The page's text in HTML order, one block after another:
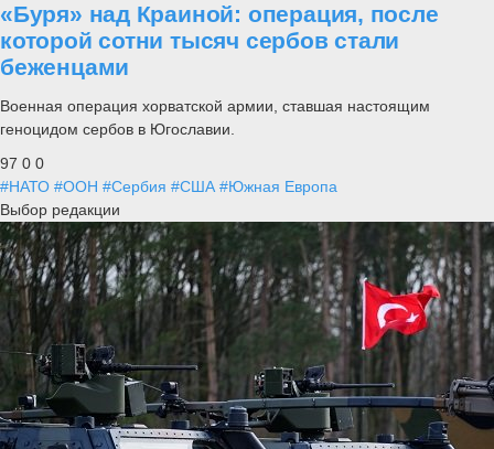
«Буря» над Краиной: операция, после
которой сотни тысяч сербов стали
беженцами
Военная операция хорватской армии, ставшая настоящим
геноцидом сербов в Югославии.
97 0 0
#НАТО #ООН #Сербия #США #Южная Европа
Выбор редакции